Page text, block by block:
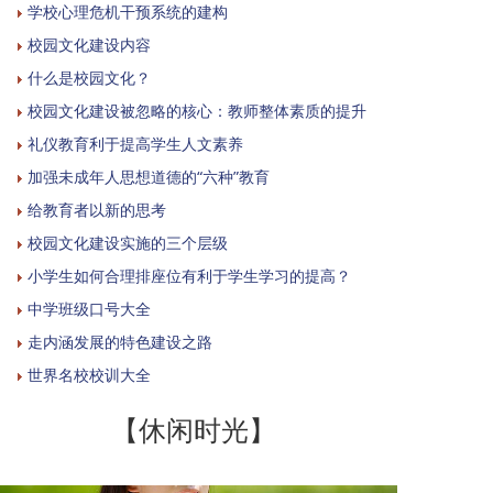
学校心理危机干预系统的建构
校园文化建设内容
什么是校园文化？
校园文化建设被忽略的核心：教师整体素质的提升
礼仪教育利于提高学生人文素养
加强未成年人思想道德的“六种”教育
给教育者以新的思考
校园文化建设实施的三个层级
小学生如何合理排座位有利于学生学习的提高？
中学班级口号大全
走内涵发展的特色建设之路
世界名校校训大全
【休闲时光】